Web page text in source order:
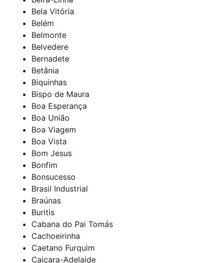
Bela Vitória
Belém
Belmonte
Belvedere
Bernadete
Betânia
Biquinhas
Bispo de Maura
Boa Esperança
Boa União
Boa Viagem
Boa Vista
Bom Jesus
Bonfim
Bonsucesso
Brasil Industrial
Braúnas
Buritis
Cabana do Pai Tomás
Cachoeirinha
Caetano Furquim
Caiçara-Adelaide